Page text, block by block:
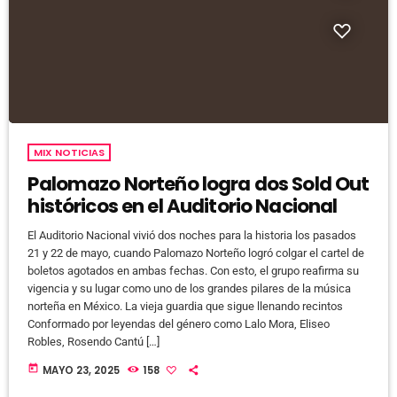
MIX NOTICIAS
Palomazo Norteño logra dos Sold Out
históricos en el Auditorio Nacional
El Auditorio Nacional vivió dos noches para la historia los pasados
21 y 22 de mayo, cuando Palomazo Norteño logró colgar el cartel de
boletos agotados en ambas fechas. Con esto, el grupo reafirma su
vigencia y su lugar como uno de los grandes pilares de la música
norteña en México. La vieja guardia que sigue llenando recintos
Conformado por leyendas del género como Lalo Mora, Eliseo
Robles, Rosendo Cantú […]
today MAYO 23, 2025 158